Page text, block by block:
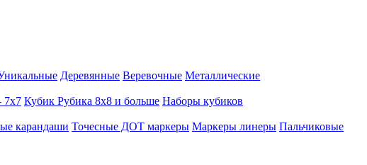
Деревянные Веревочные Металлические
7х7 Кубик Рубика 8х8 и больше Наборы кубиков
карандаши Точесные ДОТ маркеры Маркеры линеры Пальчиковые